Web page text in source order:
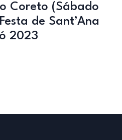
Coreto (Sábado
de Sant’Ana
2023